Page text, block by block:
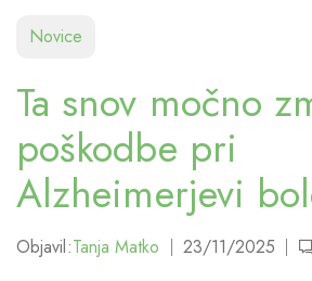
Novice
Ta snov močno
poškodbe pri
Alzheimerjevi
Objavil:Tanja Matko 23/11/2025